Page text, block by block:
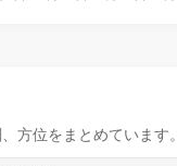
、方位をまとめています。